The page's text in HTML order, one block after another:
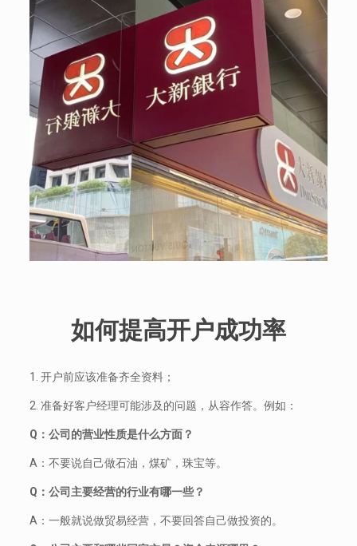
如何提高开户成功率
1. 开户前应该准备齐全资料；
2. 准备好客户经理可能涉及的问题，从容作答。例如：
Q：公司的营业性质是什么方面？
A：不要说自己做石油，煤矿，珠宝等。
Q：公司主要经营的行业有哪一些？
A：一般就说做贸易经营，不要回答自己做投资的。